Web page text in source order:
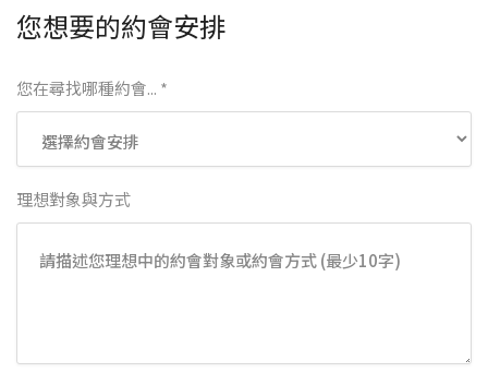
您想要的約會安排
您在尋找哪種約會... *
理想對象與方式